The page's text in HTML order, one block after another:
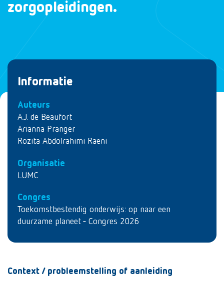
zorgopleidingen.
Informatie
Auteurs
A.J. de Beaufort
Arianna Pranger
Rozita Abdolrahimi Raeni
Organisatie
LUMC
Congres
Toekomstbestendig onderwijs: op naar een
duurzame planeet - Congres 2026
Context / probleemstelling of aanleiding